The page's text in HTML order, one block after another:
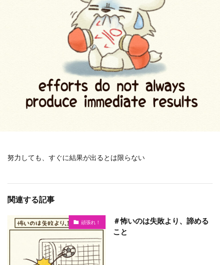
努力しても、すぐに結果が出るとは限らない
関連する記事
頑張れ！
＃怖いのは失敗より、諦める
こと